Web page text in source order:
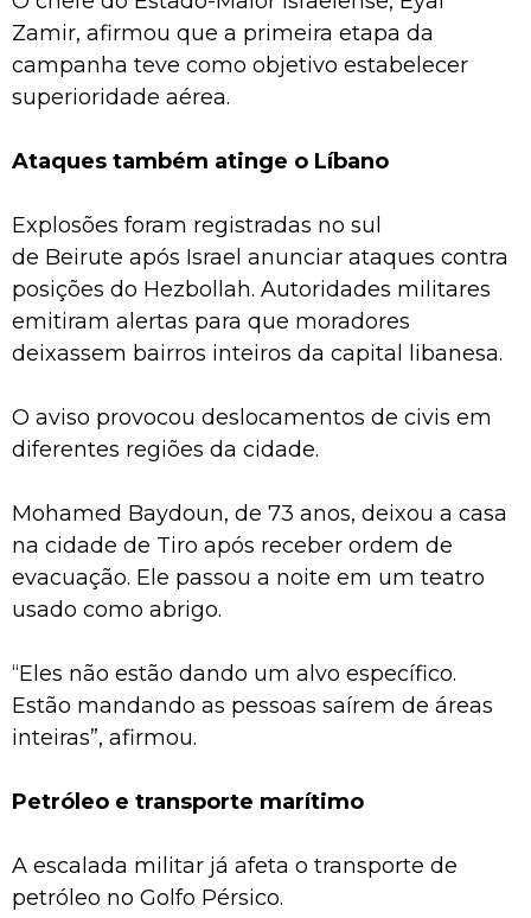
Zamir, afirmou que a primeira etapa da
campanha teve como objetivo estabelecer
superioridade aérea.
Ataques também atinge o Líbano
Explosões foram registradas no sul
de Beirute após Israel anunciar ataques contra
posições do Hezbollah. Autoridades militares
emitiram alertas para que moradores
deixassem bairros inteiros da capital libanesa.
O aviso provocou deslocamentos de civis em
diferentes regiões da cidade.
Mohamed Baydoun, de 73 anos, deixou a casa
na cidade de Tiro após receber ordem de
evacuação. Ele passou a noite em um teatro
usado como abrigo.
“Eles não estão dando um alvo específico.
Estão mandando as pessoas saírem de áreas
inteiras”, afirmou.
Petróleo e transporte marítimo
A escalada militar já afeta o transporte de
petróleo no Golfo Pérsico.